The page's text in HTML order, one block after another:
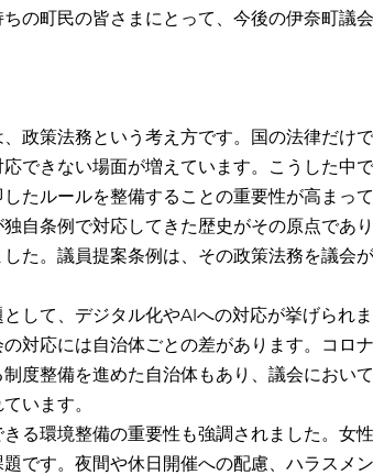
の町民の皆さまにとって、今後の伊奈町議
政策法務という考え方です。国の法律だけ
できない場面が増えています。こうした中
たルールを整備することの重要性が高まっ
自条例で対応してきた歴史がその原点であ
た。議員提案条例は、その政策法務を議会
して、デジタル化やAIへの対応が挙げられ
対応には自治体ごとの差があります。コロ
度整備を進めた自治体もあり、議会におい
います。
る環境整備の重要性も強調されました。女
です。夜間や休日開催への配慮、ハラスメ